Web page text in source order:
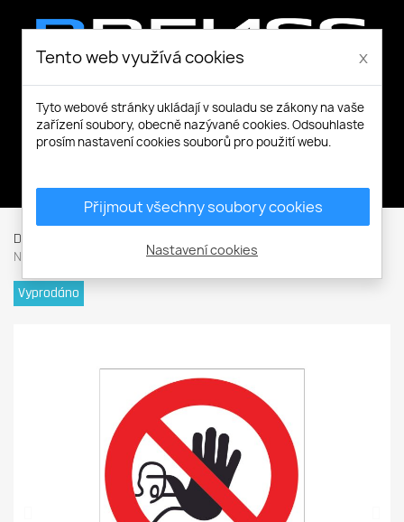
Domů
Nepovol.vstup.zak.
Vyprodáno
Tento web využívá cookies x
Tyto webové stránky ukládají v souladu se zákony na vaše
zařízení soubory, obecně nazývané cookies. Odsouhlaste
prosím nastavení cookies souborů pro použití webu.
Přijmout všechny soubory cookies
Nastavení cookies